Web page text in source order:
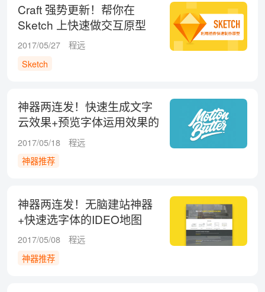
Craft 强势更新！帮你在
Sketch 上快速做交互原型
2017/05/27
程远
Sketch
神器两连发！快速生成文字
云效果+预览字体运用效果的
网站
2017/05/18
程远
神器推荐
神器两连发！无脑建站神器
+快速选字体的IDEO地图
2017/05/08
程远
神器推荐